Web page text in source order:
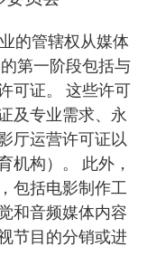
的管辖权从媒体
第一阶段包括与
可证。 这些许可
及专业需求、永
厅运营许可证以
机构）。 此外，
包括电影制作工
和音频媒体内容
节目的分销或进